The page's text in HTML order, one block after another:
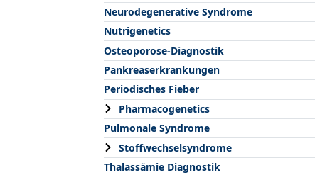
Neurodegenerative Syndrome
Nutrigenetics
Osteoporose-Diagnostik
Pankreaserkrankungen
Periodisches Fieber
Pharmacogenetics
Pulmonale Syndrome
Stoffwechselsyndrome
Thalassämie Diagnostik